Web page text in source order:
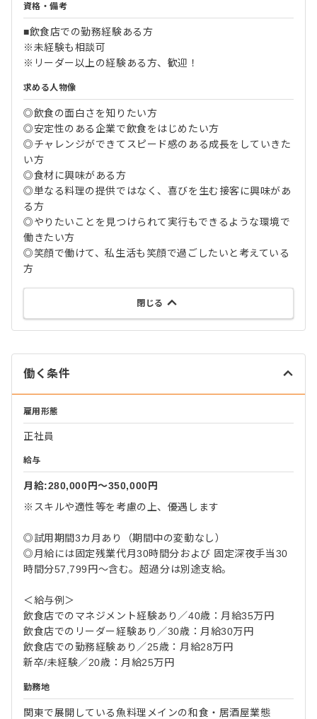
資格・備考
■飲食店での勤務経験ある方
※未経験も相談可
※リーダー以上の経験ある方、歓迎！
求める人物像
◎飲食の面白さを知りたい方
◎安定性のある企業で飲食をはじめたい方
◎チャレンジができてスピード感のある成長をしていきた
い方
◎食材に興味がある方
◎単なる料理の提供ではなく、喜びを生む接客に興味があ
る方
◎やりたいことを見つけられて実行もできるような環境で
働きたい方
◎笑顔で働けて、私生活も笑顔で過ごしたいと考えている
方
閉じる
働く条件
雇用形態
正社員
給与
月給:280,000円〜350,000円
※スキルや適性等を考慮の上、優遇します
◎試用期間3カ月あり（期間中の変動なし）
◎月給には固定残業代月30時間分および 固定深夜手当30
時間分57,799円～含む。超過分は別途支給。
＜給与例＞
飲食店でのマネジメント経験あり／40歳：月給35万円
飲食店でのリーダー経験あり／30歳：月給30万円
飲食店での勤務経験あり／25歳：月給28万円
新卒/未経験／20歳：月給25万円
勤務地
関東で展開している魚料理メインの和食・居酒屋業態